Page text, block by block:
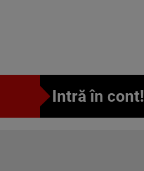
Intră în cont!